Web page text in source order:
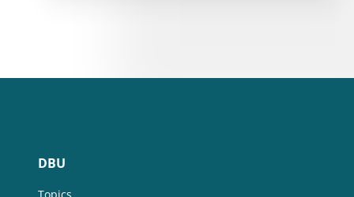
DBU